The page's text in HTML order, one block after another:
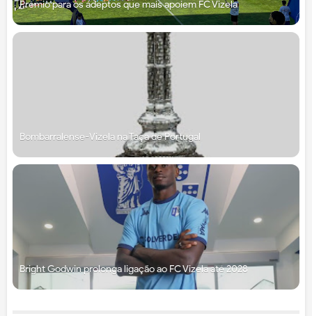
Prémio para os adeptos que mais apoiem FC Vizela
Bombarralense-Vizela na Taça de Portugal
Bright Godwin prolonga ligação ao FC Vizela até 2028